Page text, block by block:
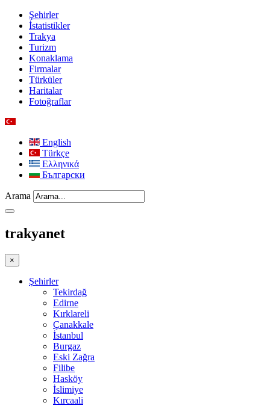
Şehirler
İstatistikler
Trakya
Turizm
Konaklama
Firmalar
Türküler
Haritalar
Fotoğraflar
English
Türkçe
Ελληνικά
Български
Arama
trakyanet
×
Şehirler
Tekirdağ
Edirne
Kırklareli
Çanakkale
İstanbul
Burgaz
Eski Zağra
Filibe
Hasköy
İslimiye
Kırcaali